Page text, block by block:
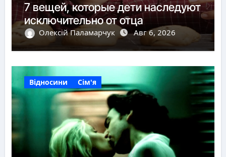
7 вещей, которые дети наследуют
исключительно от отца
Олексій Паламарчук Авг 6, 2026
Відносини Сім'я